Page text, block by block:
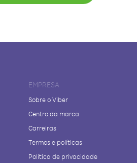
EMPRESA
Sobre o Viber
Centro da marca
Carreiras
Termos e políticas
Política de privacidade